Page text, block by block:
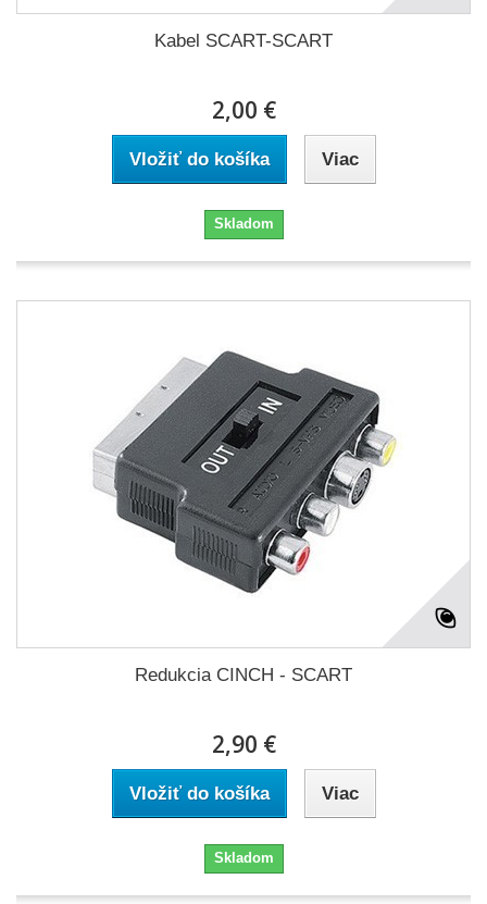
Kabel SCART-SCART
2,00 €
Vložiť do košíka Viac
Skladom
Redukcia CINCH - SCART
2,90 €
Vložiť do košíka Viac
Skladom